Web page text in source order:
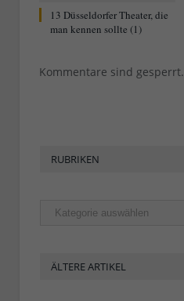
13 Düsseldorfer Theater, die
man kennen sollte (1)
Kommentare sind gesperrt.
RUBRIKEN
Rubriken
ÄLTERE ARTIKEL